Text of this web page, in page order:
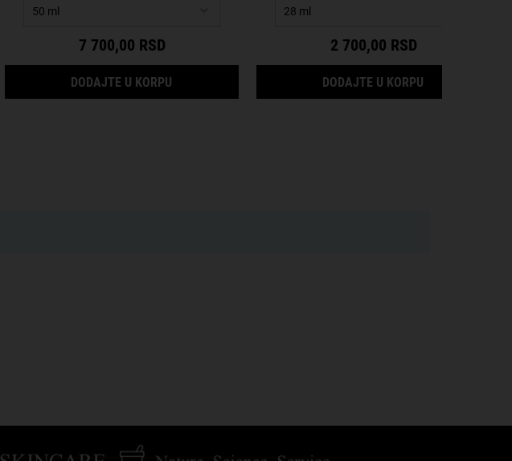
FACE WASH
7 700,00 RSD
DODAJTE U KORPU AGE DEFENDER CREAM MOISTURIZER
2 700,00 RSD
DODAJTE U KORPU